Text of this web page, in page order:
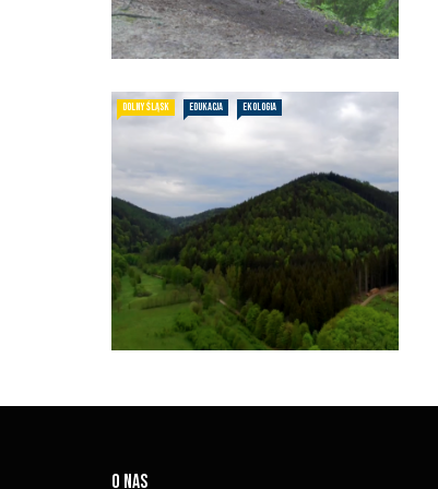
DOLNY ŚLĄSK EDUKACJA EKOLOGIA
O NAS